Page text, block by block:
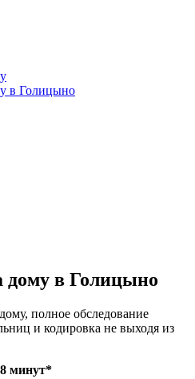
в Голицыно
дому в Голицыно
полное обследование
и кодировка не выходя из
минут*